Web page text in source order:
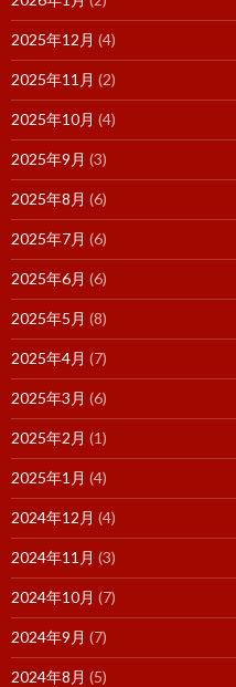
2025年12月 (4)
2025年11月 (2)
2025年10月 (4)
2025年9月 (3)
2025年8月 (6)
2025年7月 (6)
2025年6月 (6)
2025年5月 (8)
2025年4月 (7)
2025年3月 (6)
2025年2月 (1)
2025年1月 (4)
2024年12月 (4)
2024年11月 (3)
2024年10月 (7)
2024年9月 (7)
2024年8月 (5)